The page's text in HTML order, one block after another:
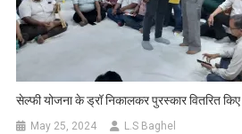
सेल्फी योजना के ड्रॉ निकालकर पुरस्कार वितरित किए
May 25, 2024 L.S Baghel